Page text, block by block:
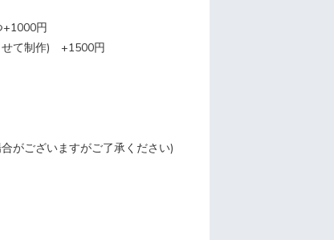
円
せて制作) +1500円
がございますがご了承ください)